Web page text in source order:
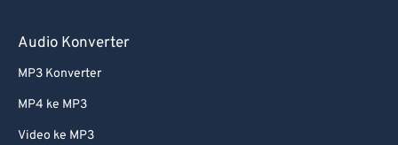
Audio Konverter
MP3 Konverter
MP4 ke MP3
Video ke MP3